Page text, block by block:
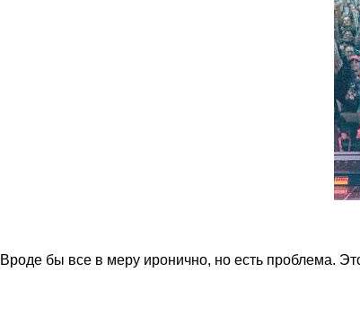
Вроде бы все в меру иронично, но есть проблема.